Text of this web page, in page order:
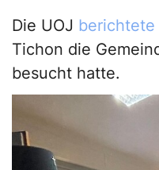
Die UOJ berichtete
Tichon die
besucht hatte.